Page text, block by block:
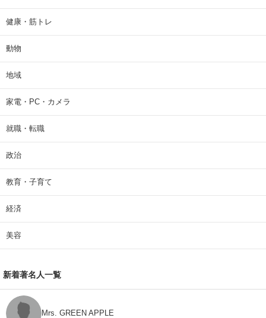
健康・筋トレ
動物
地域
家電・PC・カメラ
就職・転職
政治
教育・子育て
経済
美容
新着著名人一覧
Mrs. GREEN APPLE